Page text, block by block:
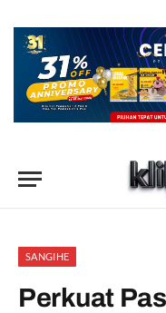
SANGIHE
Perkuat